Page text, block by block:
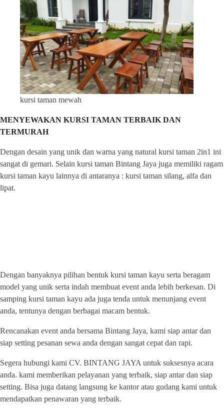
kursi taman mewah
MENYEWAKAN KURSI TAMAN TERBAIK DAN
TERMURAH
Dengan desain yang unik dan warna yang natural kursi taman 2in1 ini
sangat di gemari. Selain kursi taman Bintang Jaya juga memiliki ragam
kursi taman kayu lainnya di antaranya : kursi taman silang, alfa dan
lipat.
Dengan banyaknya pilihan bentuk kursi taman kayu serta beragam
model yang unik serta indah membuat event anda lebih berkesan. Di
samping kursi taman kayu ada juga tenda untuk menunjang event
anda, tentunya dengan berbagai macam bentuk.
Rencanakan event anda bersama Bintang Jaya, kami siap antar dan
siap setting pesanan sewa anda dengan sangat cepat dan rapi.
Segera hubungi kami CV. BINTANG JAYA untuk suksesnya acara
anda. kami memberikan pelayanan yang terbaik, siap antar dan siap
setting. Bisa juga datang langsung ke kantor atau gudang kami untuk
mendapatkan penawaran yang terbaik.